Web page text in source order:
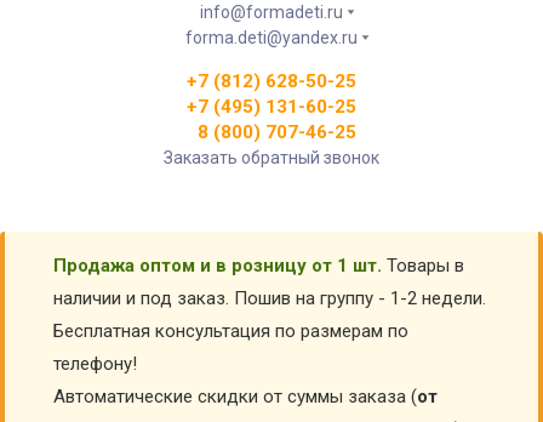
info@formadeti.ru
forma.deti@yandex.ru
+7 (812) 628-50-25
+7 (495) 131-60-25
8 (800) 707-46-25
Заказать обратный звонок
Продажа оптом и в розницу от 1 шт. Товары в
наличии и под заказ. Пошив на группу - 1-2 недели.
Бесплатная консультация по размерам по
телефону!
Автоматические скидки от суммы заказа (от